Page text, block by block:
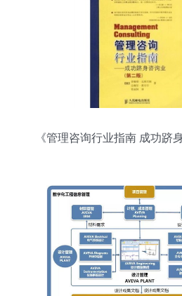
《管理咨询行业指南 成功跻